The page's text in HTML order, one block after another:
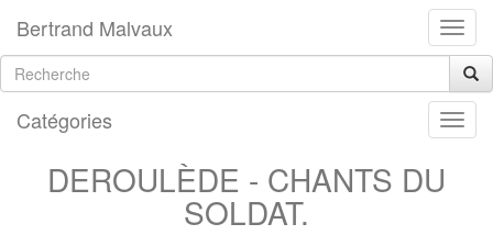
Bertrand Malvaux
Catégories
DEROULÈDE - CHANTS DU
SOLDAT.